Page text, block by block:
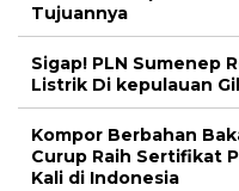
Tujuannya
Sigap! PLN Sumenep
Listrik Di kepulauan
Kompor Berbahan
Curup Raih Sertifikat
Kali di Indonesia